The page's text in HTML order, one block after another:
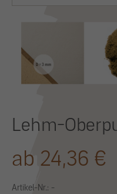
Lehm-
ab 24,36 €
Artikel-Nr.: -